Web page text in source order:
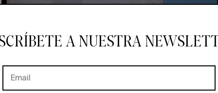
A NUESTRA